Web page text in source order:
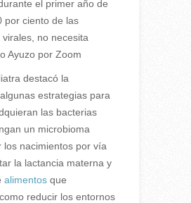
el primer año de
por ciento de las
no necesita
Ayuzo por Zoom
destacó la
estrategias para
las bacterias
un microbioma
los nacimientos por vía
la lactancia materna y
alimentosque
reducir los entornos